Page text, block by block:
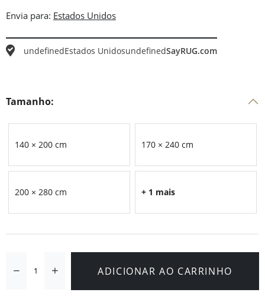
Envia para:
undefinedEstados UnidosundefinedSayRUG.com
Tamanho:
140 × 200 cm 170 × 240 cm
200 × 280 cm + 1 mais
ADICIONAR AO CARRINHO